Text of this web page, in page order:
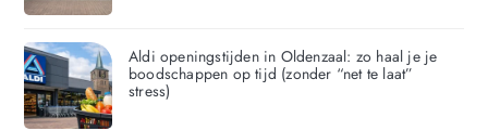
Aldi openingstijden in Oldenzaal: zo haal je je
boodschappen op tijd (zonder “net te laat”
stress)